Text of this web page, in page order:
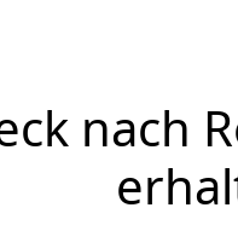
nach